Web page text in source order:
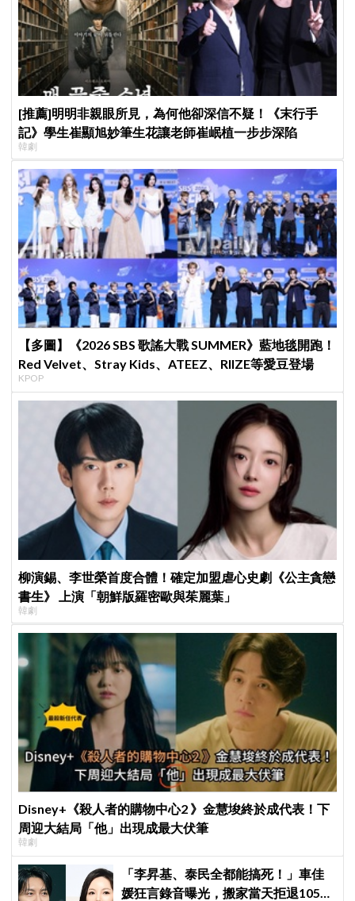
[推薦]明明非親眼所見，為何他卻深信不疑！《末行手
記》學生崔顯旭妙筆生花讓老師崔岷植一步步深陷
韓劇
【多圖】《2026 SBS 歌謠大戰 SUMMER》藍地毯開跑！
Red Velvet、Stray Kids、ATEEZ、RIIZE等愛豆登場
KPOP
柳演錫、李世榮首度合體！確定加盟虐心史劇《公主貪戀
書生》 上演「朝鮮版羅密歐與茱麗葉」
韓劇
Disney+《殺人者的購物中心2 》金慧埈終於成代表！下
周迎大結局「他」出現成最大伏筆
韓劇
「李昇基、泰民全都能搞死！」車佳
媛狂言錄音曝光，搬家當天拒退105億